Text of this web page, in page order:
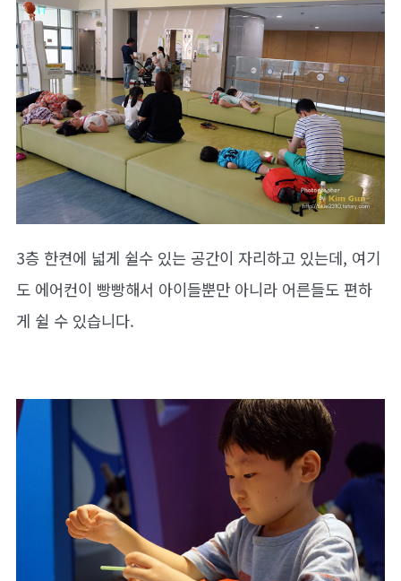
3층 한켠에 넓게 쉴수 있는 공간이 자리하고 있는데, 여기
도 에어컨이 빵빵해서 아이들뿐만 아니라 어른들도 편하
게 쉴 수 있습니다.